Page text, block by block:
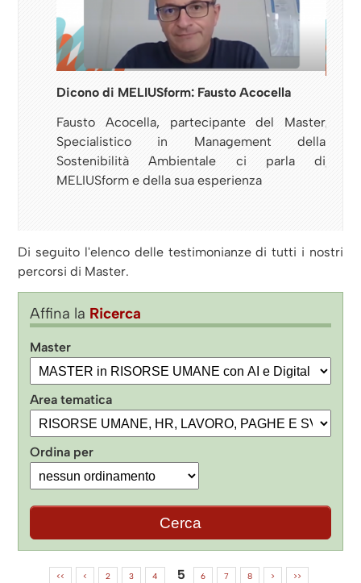
Dicono di MELIUSform: Fausto Acocella
Fausto Acocella, partecipante del Master
Specialistico in Management della
Sostenibilità Ambientale ci parla di
MELIUSform e della sua esperienza
e
Di seguito l'elenco delle testimonianze di tutti i nostri
percorsi di Master.
Affina la Ricerca
Master
Area tematica
Ordina per
<< < 2 3 4 5 6 7 8 > >>